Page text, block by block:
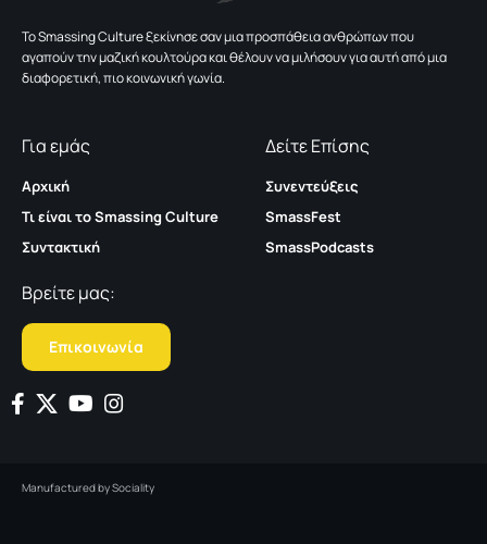
To Smassing Culture ξεκίνησε σαν μια προσπάθεια ανθρώπων που
αγαπούν την μαζική κουλτούρα και θέλουν να μιλήσουν για αυτή από μια
διαφορετική, πιο κοινωνική γωνία.
Για εμάς
Αρχική
Τι είναι το Smassing Culture
Συντακτική
Δείτε Επίσης
Συνεντεύξεις
SmassFest
SmassPodcasts
Βρείτε μας:
Επικοινωνία
Manufactured bySociality